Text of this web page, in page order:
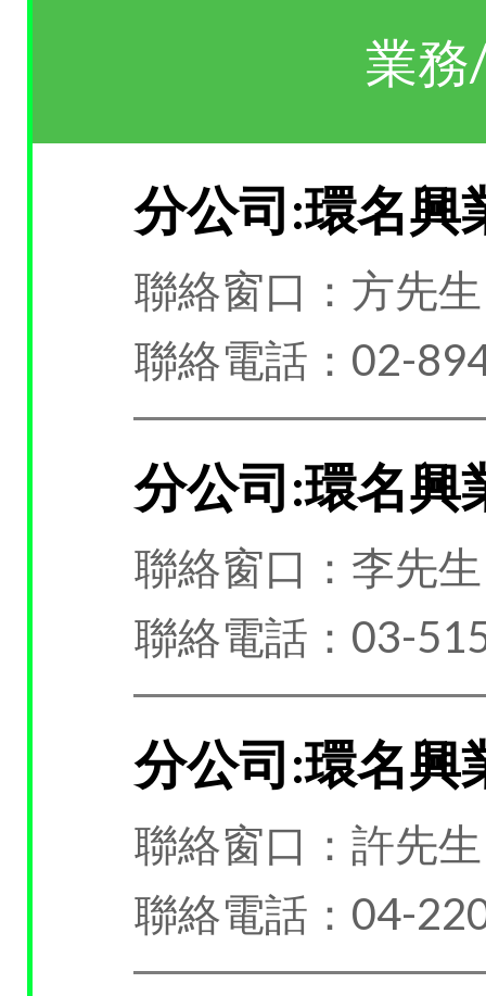
業務
分公司:環名興
聯絡窗口：方先生
聯絡電話：02-
分公司:環名興
聯絡窗口：李先生
聯絡電話：03-
分公司:環名興
聯絡窗口：許先生
聯絡電話：04-